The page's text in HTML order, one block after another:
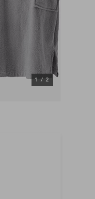
1/ 2